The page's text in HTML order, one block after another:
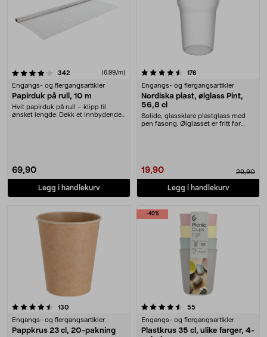
342anmeldelser(6,99/m)
Engangs- og flergangsartikler
Papirduk på rull, 10 m
Hvit papirduk på rull – klipp til
ønsket lengde. Dekk et innbydende
69,90
Legg i handlekurv
4.5 av 5 stjerner 176
Engangs- og flergangsartikler
Nordiska plast, ølglass Pint,
56,8 cl
Solide, glassklare plastglass med
pen fasong. Ølglasset er fritt for
19,90 29,90
Legg i handlekurv
130anmeldelser
Engangs- og flergangsartikler
Pappkrus 23 cl, 20-pakning
-40%
4.5 av 5 stjerner 55
Engangs- og flergangsartikler
Plastkrus 35 cl, ulike farger, 4-